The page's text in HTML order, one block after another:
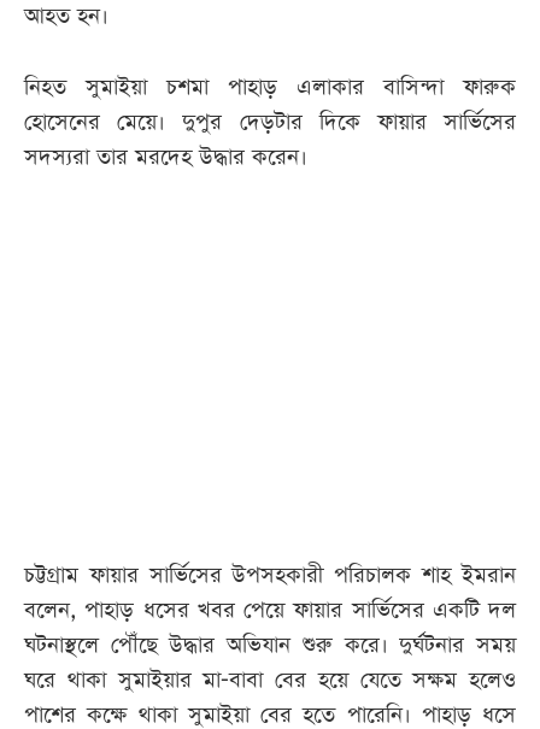
আহত হন।
নিহত সুমাইয়া চশমা পাহাড় এলাকার বাসিন্দা ফারুক
হোসেনের মেয়ে। দুপুর দেড়টার দিকে ফায়ার সার্ভিসের
সদস্যরা তার মরদেহ উদ্ধার করেন।
চট্টগ্রাম ফায়ার সার্ভিসের উপসহকারী পরিচালক শাহ ইমরান
বলেন, পাহাড় ধসের খবর পেয়ে ফায়ার সার্ভিসের একটি দল
ঘটনাস্থলে পৌঁছে উদ্ধার অভিযান শুরু করে। দুর্ঘটনার সময়
ঘরে থাকা সুমাইয়ার মা-বাবা বের হয়ে যেতে সক্ষম হলেও
পাশের কক্ষে থাকা সুমাইয়া বের হতে পারেনি। পাহাড় ধসে